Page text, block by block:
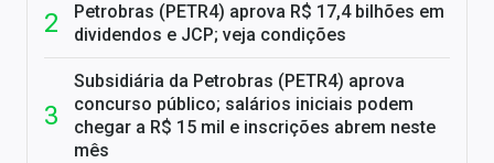
Petrobras (PETR4) aprova R$ 17,4 bilhões em
dividendos e JCP; veja condições
Subsidiária da Petrobras (PETR4) aprova
concurso público; salários iniciais podem
chegar a R$ 15 mil e inscrições abrem neste
mês